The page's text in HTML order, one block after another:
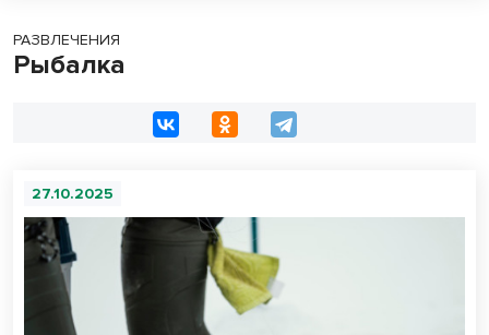
РАЗВЛЕЧЕНИЯ
Рыбалка
27.10.2025